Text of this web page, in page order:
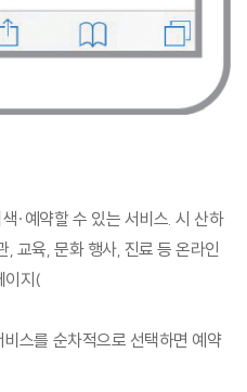
·예약할 수 있는 서비스. 시 산하
, 교육, 문화 행사, 진료 등 온라인
이지(
스를 순차적으로 선택하면 예약